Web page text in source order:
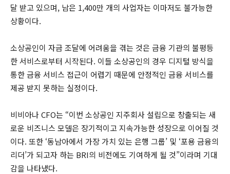
달 받고 있으며, 남은 1,400만 개의 사업자는 이마저도 불가능한
상황이다.
소상공인이 자금 조달에 어려움을 겪는 것은 금융 기관의 불평등
한 서비스로부터 시작된다. 이들 소상공인의 경우 디지털 방식을
통한 금융 서비스 접근이 어렵기 때문에 안정적인 금융 서비스를
제공 받지 못하는 실정이다.
비비아나 CFO는 “이번 소상공인 지주회사 설립으로 창출되는 새
로운 비즈니스 모델은 장기적이고 지속가능한 성장으로 이어질 것
이다. 또한 ‘동남아에서 가장 가치 있는 은행 그룹’ 및 ‘포용 금융의
리더’가 되고자 하는 BRI의 비전에도 기여하게 될 것”이라며 기대
감을 나타냈다.